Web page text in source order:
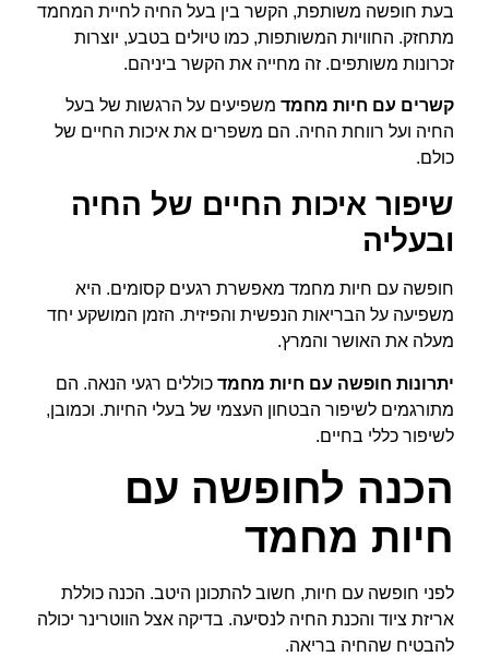
בעת חופשה משותפת, הקשר בין בעל החיה לחיית המחמד
מתחזק. החוויות המשותפות, כמו טיולים בטבע, יוצרות
זכרונות משותפים. זה מחייה את הקשר ביניהם.
קשרים עם חיות מחמד משפיעים על הרגשות של בעל
החיה ועל רווחת החיה. הם משפרים את איכות החיים של
כולם.
שיפור איכות החיים של החיה
ובעליה
חופשה עם חיות מחמד מאפשרת רגעים קסומים. היא
משפיעה על הבריאות הנפשית והפיזית. הזמן המושקע יחד
מעלה את האושר והמרץ.
יתרונות חופשה עם חיות מחמד כוללים רגעי הנאה. הם
מתורגמים לשיפור הבטחון העצמי של בעלי החיות. וכמובן,
לשיפור כללי בחיים.
הכנה לחופשה עם
חיות מחמד
לפני חופשה עם חיות, חשוב להתכונן היטב. הכנה כוללת
אריזת ציוד והכנת החיה לנסיעה. בדיקה אצל הווטרינר יכולה
להבטיח שהחיה בריאה.